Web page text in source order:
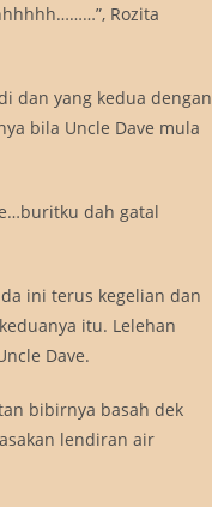
Rozita
dan yang kedua dengan
bila Uncle Dave mula
dah gatal
ini terus kegelian dan
itu. Lelehan
Dave.
bibirnya basah dek
lendiran air